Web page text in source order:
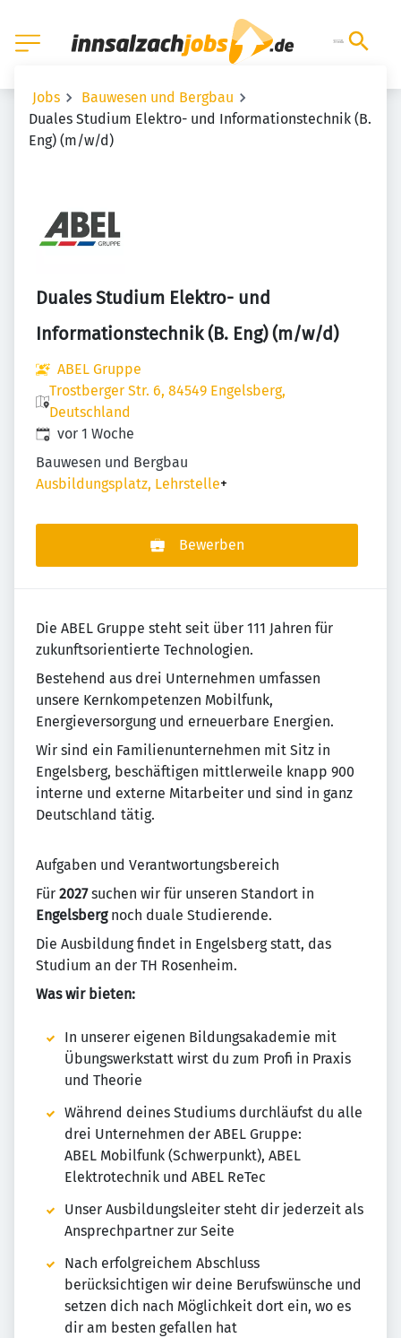
Jobs
Bauwesen und Bergbau
Duales Studium Elektro- und Informationstechnik (B.
Eng) (m/w/d)
Duales Studium Elektro- und
Informationstechnik (B. Eng) (m/w/d)
ABEL Gruppe
Trostberger Str. 6, 84549 Engelsberg,
Deutschland
Veröffentlicht:
vor 1 Woche
Bauwesen und Bergbau
Ausbildungsplatz, Lehrstelle+
Bewerben
Die ABEL Gruppe steht seit über 111 Jahren für
zukunftsorientierte Technologien.
Bestehend aus drei Unternehmen umfassen
unsere Kernkompetenzen Mobilfunk,
Energieversorgung und erneuerbare Energien.
Wir sind ein Familienunternehmen mit Sitz in
Engelsberg, beschäftigen mittlerweile knapp 900
interne und externe Mitarbeiter und sind in ganz
Deutschland tätig.
Aufgaben und Verantwortungsbereich
Für 2027suchen wir für unseren Standort in
Engelsberg noch duale Studierende.
Die Ausbildung findet in Engelsberg statt, das
Studium an der TH Rosenheim.
Was wir bieten:
In unserer eigenen Bildungsakademie mit
Übungswerkstatt wirst du zum Profi in Praxis
und Theorie
Während deines Studiums durchläufst du alle
drei Unternehmen der ABEL Gruppe:
ABEL Mobilfunk (Schwerpunkt), ABEL
Elektrotechnik und ABEL ReTec
Unser Ausbildungsleiter steht dir jederzeit als
Ansprechpartner zur Seite
Nach erfolgreichem Abschluss
berücksichtigen wir deine Berufswünsche und
setzen dich nach Möglichkeit dort ein, wo es
dir am besten gefallen hat